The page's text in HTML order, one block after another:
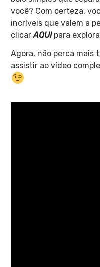
você? Com certeza,
incríveis que valem a
clicarAQUI para
Agora, não perca mais
assistir ao vídeo